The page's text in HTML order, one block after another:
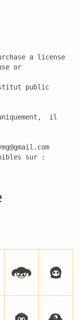
a license
or
public
il
sur :
B C